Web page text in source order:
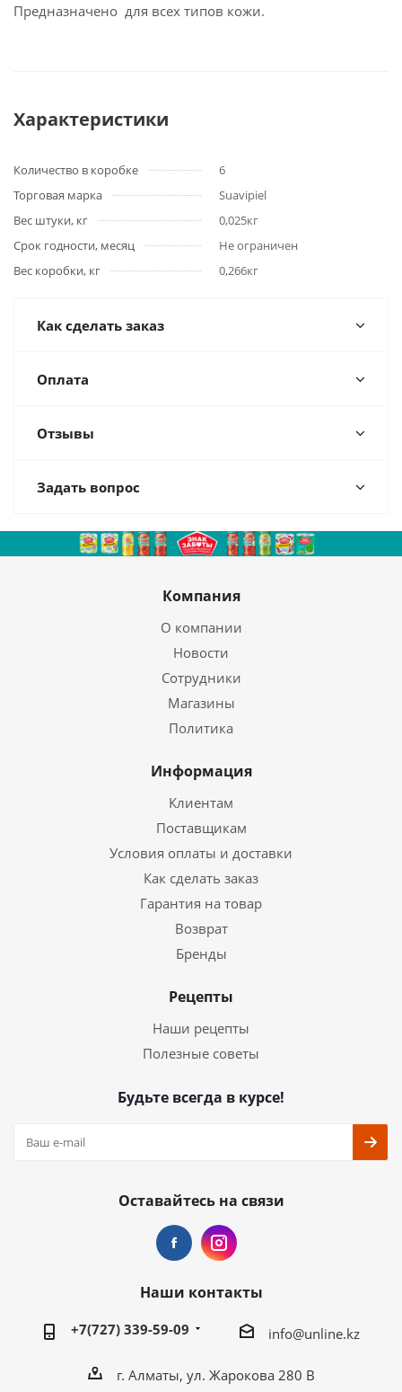
Предназначено для всех типов кожи.
Характеристики
Количество в коробке
6
Торговая марка
Suavipiel
Вес штуки, кг
0,025кг
Срок годности, месяц
Не ограничен
Вес коробки, кг
0,266кг
Как сделать заказ
Оплата
Отзывы
Задать вопрос
Компания
О компании
Новости
Сотрудники
Магазины
Политика
Информация
Клиентам
Поставщикам
Условия оплаты и доставки
Как сделать заказ
Гарантия на товар
Возврат
Бренды
Рецепты
Наши рецепты
Полезные советы
Будьте всегда в курсе!
Оставайтесь на связи
Наши контакты
+7(727) 339-59-09 info@unline.kz
г. Алматы, ул. Жарокова 280 В